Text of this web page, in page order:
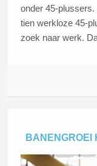
onder 45-
tien werkloze 45-
zoek naar werk.
BANENGROEI